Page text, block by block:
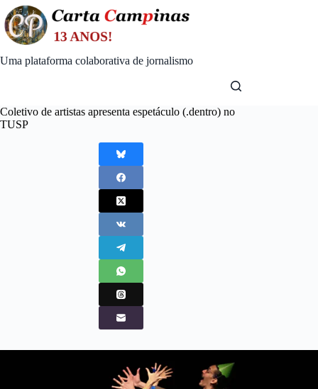
Skip
to
content
Uma plataforma colaborativa de jornalismo
Coletivo de artistas apresenta espetáculo (.dentro) no
TUSP